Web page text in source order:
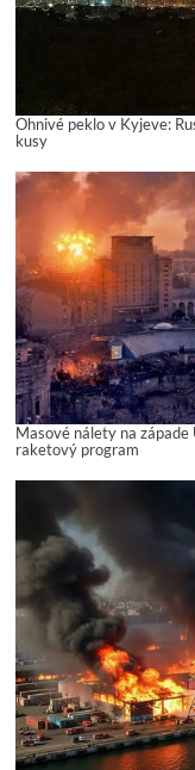
Ohnivé peklo v Kyjeve:
kusy
Masové nálety na
raketový program